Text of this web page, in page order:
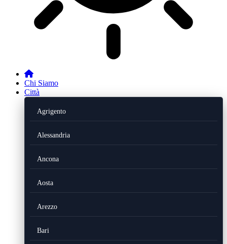
Chi Siamo
Città
Agrigento
Alessandria
Ancona
Aosta
Arezzo
Bari